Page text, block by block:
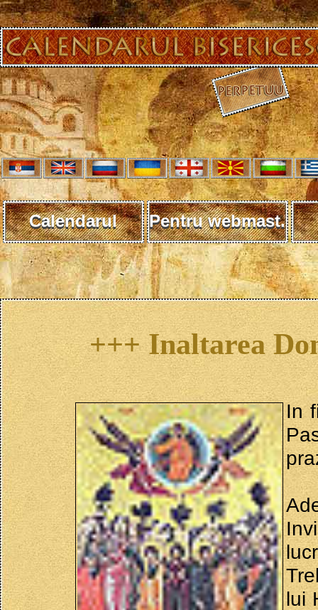
Calendarul Pentru webmast.
+++ Inaltarea
In
lui